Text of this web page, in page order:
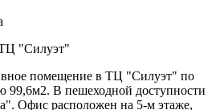
"Силуэт"
помещение в ТЦ "Силуэт" по
99,6м2. В пешеходной доступности
Офис расположен на 5-м этаже,